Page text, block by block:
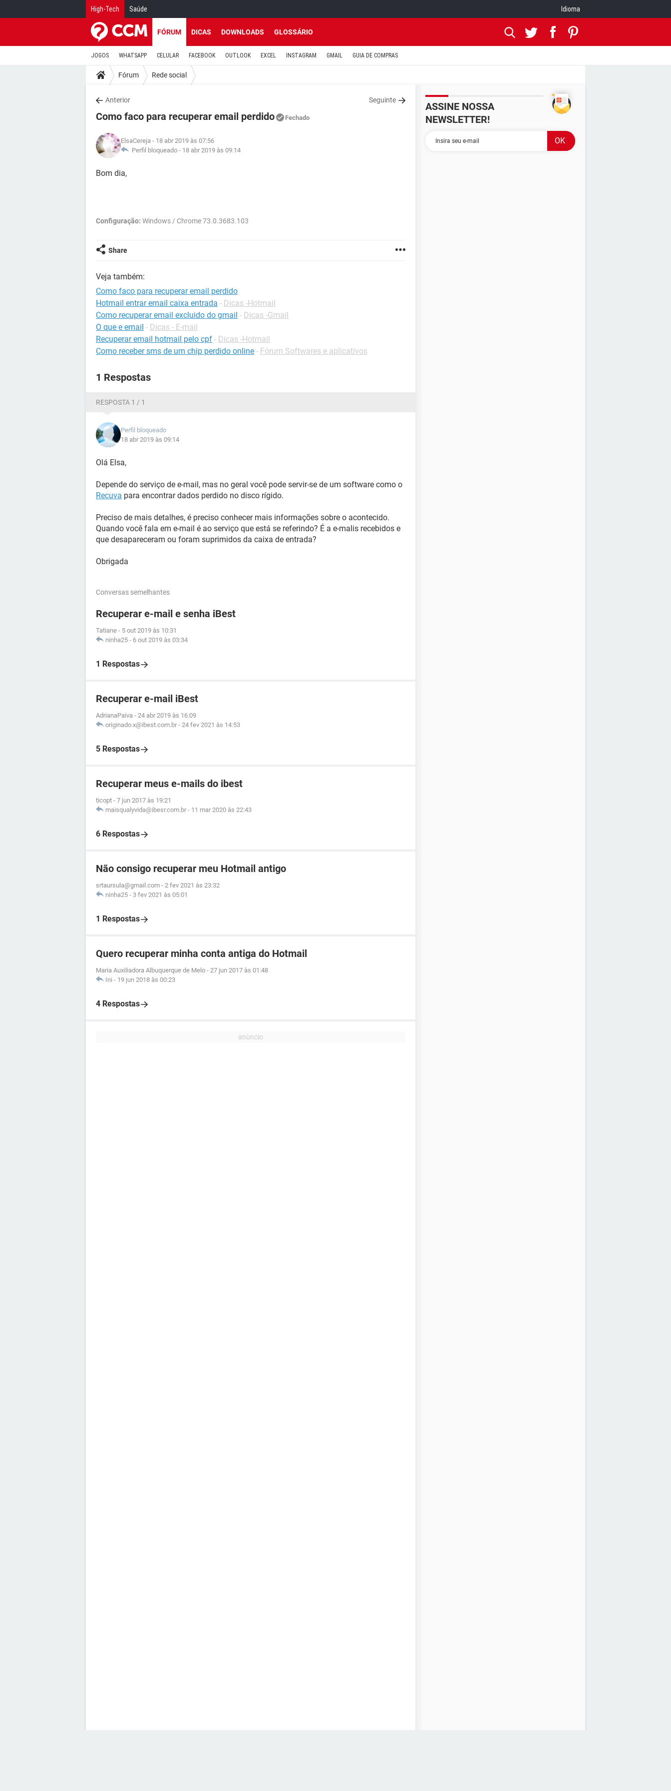
High-Tech Saúde Idioma
FÓRUM DICAS DOWNLOADS GLOSSÁRIO
JOGOS WHATSAPP CELULAR FACEBOOK OUTLOOK EXCEL INSTAGRAM GMAIL GUIA DE COMPRAS
Fórum Rede social
Anterior Seguinte
Como faco para recuperar email perdido Fechado
ElsaCereja - 18 abr 2019 às 07:56
Perfil bloqueado - 18 abr 2019 às 09:14
Bom dia,
Configuração: Windows / Chrome 73.0.3683.103
Share
Veja também:
Como faco para recuperar email perdido
Hotmail entrar email caixa entrada - Dicas -Hotmail
Como recuperar email excluido do gmail - Dicas -Gmail
O que e email - Dicas - E-mail
Recuperar email hotmail pelo cpf - Dicas -Hotmail
Como receber sms de um chip perdido online - Fórum Softwares e aplicativos
1 Respostas
RESPOSTA 1 / 1
Perfil bloqueado
18 abr 2019 às 09:14
Olá Elsa,
Depende do serviço de e-mail, mas no geral você pode servir-se de um software como o
Recuva para encontrar dados perdido no disco rígido.
Preciso de mais detalhes, é preciso conhecer mais informações sobre o acontecido.
Quando você fala em e-mail é ao serviço que está se referindo? É a e-malis recebidos e
que desapareceram ou foram suprimidos da caixa de entrada?
Obrigada
Conversas semelhantes
Recuperar e-mail e senha iBest
Tatiane - 5 out 2019 às 10:31
ninha25 - 6 out 2019 às 03:34
1 Respostas
Recuperar e-mail iBest
AdrianaPaiva - 24 abr 2019 às 16:09
originado.x@ibest.com.br - 24 fev 2021 às 14:53
5 Respostas
Recuperar meus e-mails do ibest
ticopt - 7 jun 2017 às 19:21
maisqualyvida@ibesr.com.br - 11 mar 2020 às 22:43
6 Respostas
Não consigo recuperar meu Hotmail antigo
srtaursula@gmail.com - 2 fev 2021 às 23:32
ninha25 - 3 fev 2021 às 05:01
1 Respostas
Quero recuperar minha conta antiga do Hotmail
Maria Auxiliadora Albuquerque de Melo - 27 jun 2017 às 01:48
Ini - 19 jun 2018 às 00:23
4 Respostas
ASSINE NOSSA
NEWSLETTER!